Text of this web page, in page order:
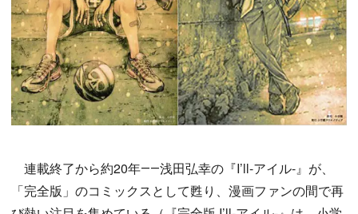
連載終了から約20年――浅田弘幸の『I’ll-アイル-』が、
「完全版」のコミックスとして甦り、漫画ファンの間で再